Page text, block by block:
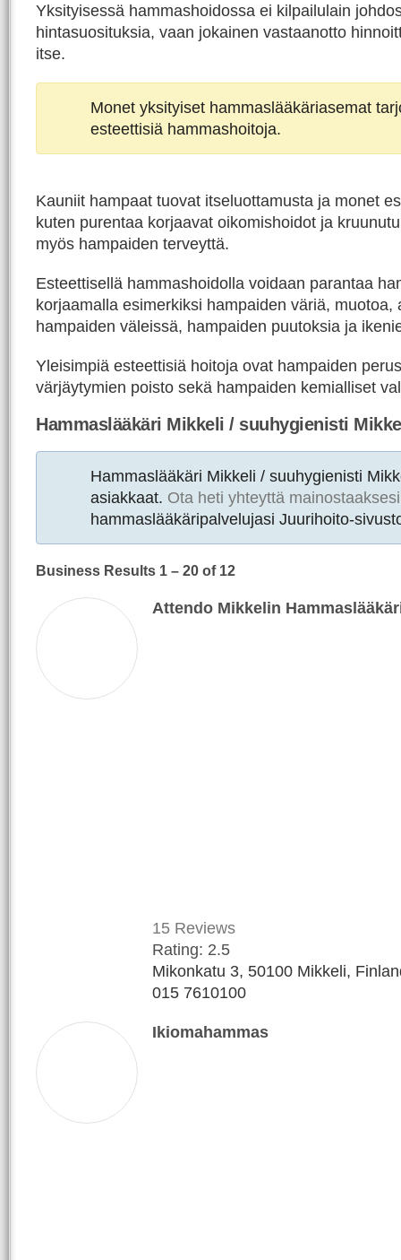
Yksityisessä hammashoidossa ei kilpailulain
hintasuosituksia, vaan jokainen vastaanotto
itse.
Monet yksityiset hammaslääkäriasemat
esteettisiä hammashoitoja.
Kauniit hampaat tuovat itseluottamusta ja monet
kuten purentaa korjaavat oikomishoidot ja
myös hampaiden terveyttä.
Esteettisellä hammashoidolla voidaan parantaa
korjaamalla esimerkiksi hampaiden väriä, muotoa,
hampaiden väleissä, hampaiden puutoksia ja
Yleisimpiä esteettisiä hoitoja ovat hampaiden
värjäytymien poisto sekä hampaiden kemialliset
Hammaslääkäri Mikkeli / suuhygienisti
Hammaslääkäri Mikkeli / suuhygienisti
asiakkaat. Ota heti yhteyttä mainostaaksesi
hammaslääkäripalvelujasi Juurihoito-
Business Results 1 – 20 of 12
Attendo Mikkelin
15 Reviews
Rating: 2.5
Mikonkatu 3, 50100 Mikkeli,
015 7610100
Ikiomahammas